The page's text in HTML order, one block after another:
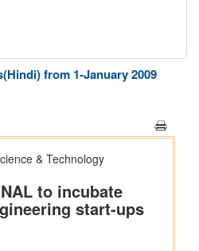
from 1-January 2009